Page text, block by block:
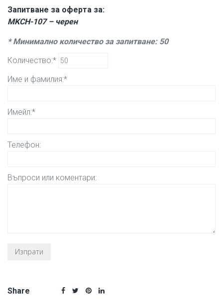
Запитване за оферта за:
MKCH-107 – черен
* Минимално количество за запитване: 50
Количество:*
Име и фамилия:*
Имейл:*
Телефон:
Въпроси или коментари:
Share